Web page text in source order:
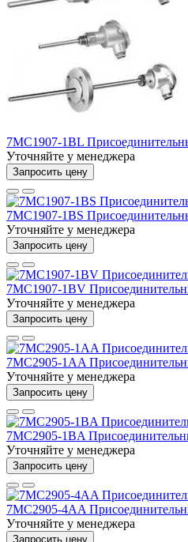
7MC1907-1BL
Уточняйте у менеджера
Запросить цену
7MC1907-1BS
Уточняйте у менеджера
Запросить цену
7MC1907-1BV
Уточняйте у менеджера
Запросить цену
7MC2905-1AA
Уточняйте у менеджера
Запросить цену
7MC2905-1BA
Уточняйте у менеджера
Запросить цену
7MC2905-4AA
Уточняйте у менеджера
Запросить цену